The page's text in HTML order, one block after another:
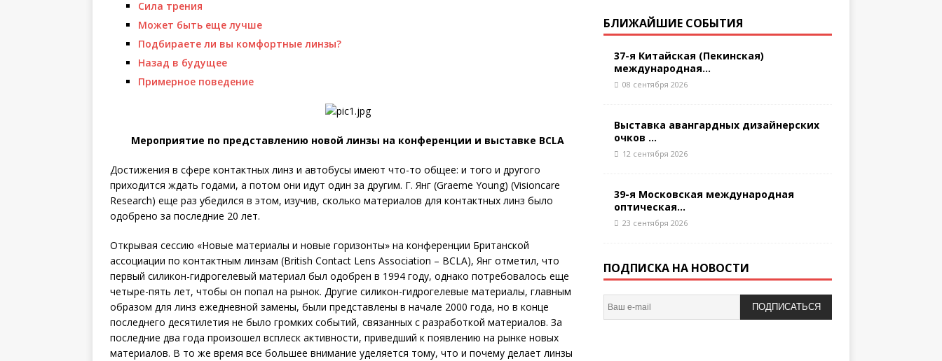
Сила трения
Может быть еще лучше
Подбираете ли вы комфортные линзы?
Назад в будущее
Примерное поведение
Мероприятие по представлению новой линзы на конференции и выставке BCLA
Достижения в сфере контактных линз и автобусы имеют что-то общее: и того и другого
приходится ждать годами, а потом они идут один за другим. Г. Янг (Graeme Young) (Visioncare
Research) еще раз убедился в этом, изучив, сколько материалов для контактных линз было
одобрено за последние 20 лет.
Открывая сессию «Новые материалы и новые горизонты» на конференции Британской
ассоциации по контактным линзам (British Contact Lens Association – BCLA), Янг отметил, что
первый силикон-гидрогелевый материал был одобрен в 1994 году, однако потребовалось еще
четыре-пять лет, чтобы он попал на рынок. Другие силикон-гидрогелевые материалы, главным
образом для линз ежедневной замены, были представлены в начале 2000 года, но в конце
последнего десятилетия не было громких событий, связанных с разработкой материалов. За
последние два года произошел всплеск активности, приведший к появлению на рынке новых
материалов. В то же время все большее внимание уделяется тому, что и почему делает линзы
БЛИЖАЙШИЕ СОБЫТИЯ
37-я Китайская (Пекинская)
международная...
08 сентября 2026
Выставка авангардных дизайнерских
очков ...
12 сентября 2026
39-я Московская международная
оптическая...
23 сентября 2026
ПОДПИСКА НА НОВОСТИ
ПОДПИСАТЬСЯ